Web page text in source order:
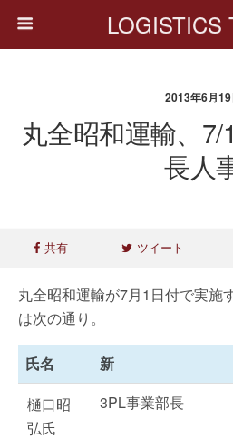
LOGISTICS
2013年6月19
丸全昭和運輸、
長人
共有 ツイート
丸全昭和運輸が7月1日付で実施
は次の通り。
氏名 新
樋口昭
弘氏
3PL事業部長